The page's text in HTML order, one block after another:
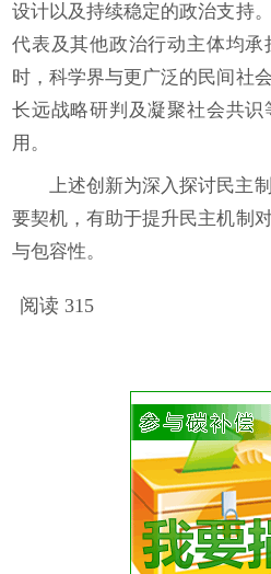
设计以及持续稳定的政治支持
代表及其他政治行动主体均承
时，科学界与更广泛的民间社
长远战略研判及凝聚社会共
用。
上述创新为深入探讨民主
要契机，有助于提升民主机制
与包容性。
阅读 315